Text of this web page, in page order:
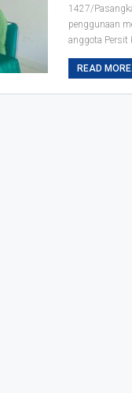
1427/
penggunaan
anggota Persit
READ